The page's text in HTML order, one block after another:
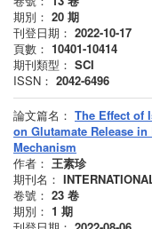
期別： 20 期
刊登日期： 2022-10-17
頁數： 10401-10414
期刊類型： SCI
ISSN： 2042-6496
論文篇名： The Effect of
on Glutamate Release
Mechanism
作者： 王素珍
期刊名：
卷號： 23 卷
期別： 1 期